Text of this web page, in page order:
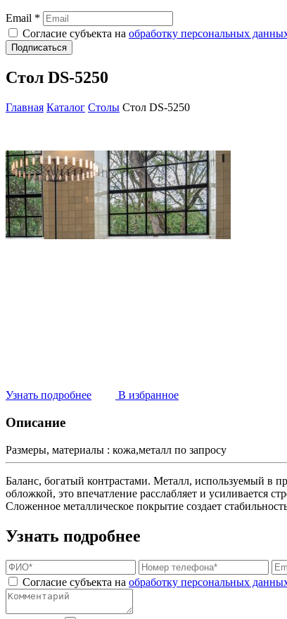
Email *
Согласие субъекта на обработку персональных
Подписаться
Стол DS-5250
Главная Каталог Столы Стол DS-5250
Узнать подробнее В избранное
Описание
Размеры, материалы : кожа,металл по запросу
Баланс, богатый контрастами. Металл, используемый в
обложкой, это впечатление расслабляет и усиливается
Сложенное металлическое покрытие создает
Узнать подробнее
Согласие субъекта на обработку персональных